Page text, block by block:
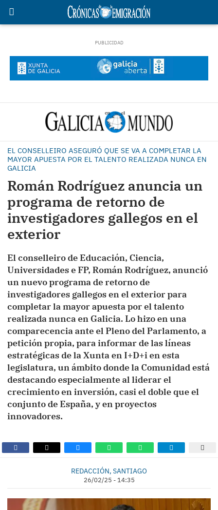
EL CONSELLEIRO ASEGURÓ QUE SE VA A COMPLETAR LA
MAYOR APUESTA POR EL TALENTO REALIZADA NUNCA EN
GALICIA
Román Rodríguez anuncia un
programa de retorno de
investigadores gallegos en el
exterior
El conselleiro de Educación, Ciencia,
Universidades e FP, Román Rodríguez, anunció
un nuevo programa de retorno de
investigadores gallegos en el exterior para
completar la mayor apuesta por el talento
realizada nunca en Galicia. Lo hizo en una
comparecencia ante el Pleno del Parlamento, a
petición propia, para informar de las líneas
estratégicas de la Xunta en I+D+i en esta
legislatura, un ámbito donde la Comunidad está
destacando especialmente al liderar el
crecimiento en inversión, casi el doble que el
conjunto de España, y en proyectos
innovadores.
REDACCIÓN, SANTIAGO
26/02/25 - 14:35